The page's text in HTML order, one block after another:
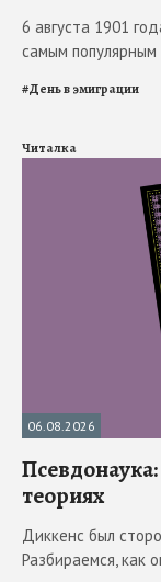
6 августа 1901
самым
#День в эмиграции
Читалка
06.08.2026
теориях
Диккенс был
Разбираемся, как